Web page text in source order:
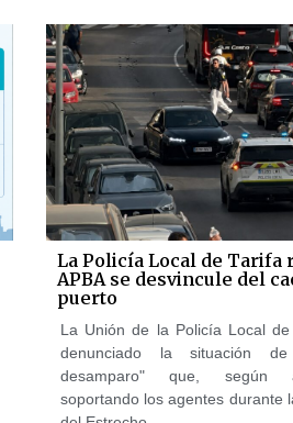
La Policía Local de Tarifa
APBA se desvincule del
puerto
La Unión de la Policía Local
denunciado la situación
desamparo" que, según
soportando los agentes durante